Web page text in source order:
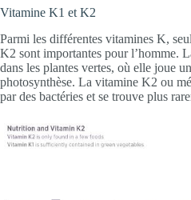
Vitamine K1 et K2
Parmi les différentes vitamines K,
K2 sont importantes pour l’homme.
dans les plantes vertes, où elle joue
photosynthèse. La vitamine K2 ou
par des bactéries et se trouve plus